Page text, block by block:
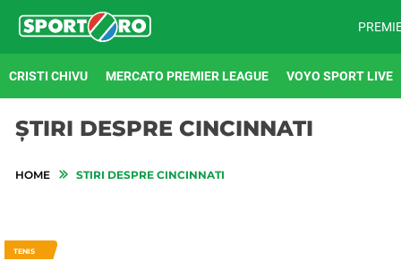
CRISTI CHIVU MERCATO PREMIER LEAGUE VOYO SPORT LIVE
ȘTIRI DESPRE CINCINNATI
HOME STIRI DESPRE CINCINNATI
TENIS